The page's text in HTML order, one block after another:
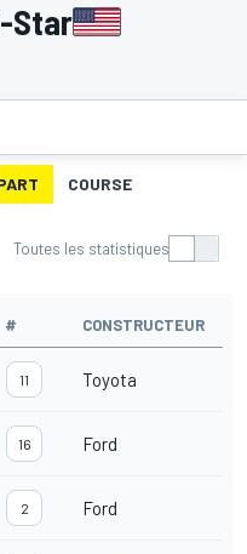
Star
COURSE
Toutes les statistiques
# CONSTRUCTEUR
11 Toyota
16 Ford
2 Ford